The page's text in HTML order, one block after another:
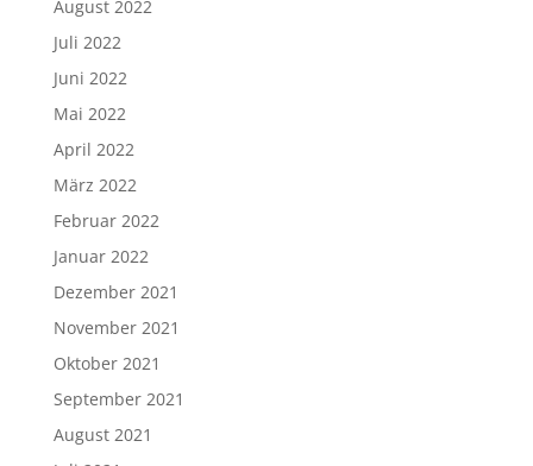
August 2022
Juli 2022
Juni 2022
Mai 2022
April 2022
März 2022
Februar 2022
Januar 2022
Dezember 2021
November 2021
Oktober 2021
September 2021
August 2021